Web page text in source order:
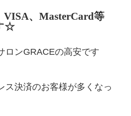
、MasterCard等
☆
ロンGRACEの高安です
ス決済のお客様が多くなっ